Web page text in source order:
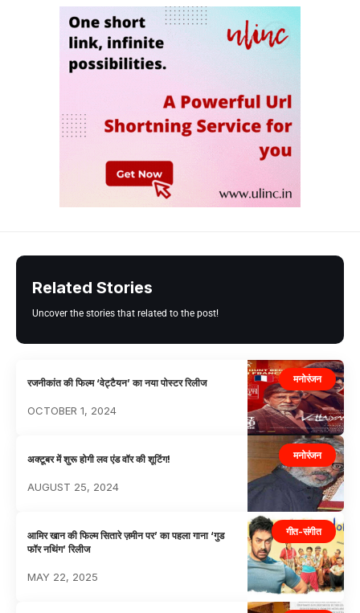
Related Stories
Uncover the stories that related to the post!
मनोरंजन
रजनीकांत की फिल्म ‘वेट्टैयन’ का नया पोस्टर रिलीज
OCTOBER 1, 2024
मनोरंजन
अक्टूबर में शुरू होगी लव एंड वॉर की शूटिंग!
AUGUST 25, 2024
गीत-संगीत
आमिर खान की फिल्म सितारे ज़मीन पर’ का पहला गाना ‘गुड
फॉर नथिंग’ रिलीज
MAY 22, 2025